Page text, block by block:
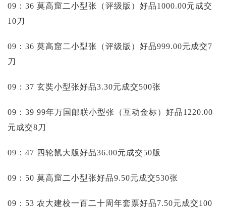
09：36 莫高窟二小型张（评级版）好品1000.00元成交
10刀
09：36 莫高窟二小型张（评级版）好品999.00元成交7
刀
09：37 玄奘小型张好品3.30元成交500张
09：39 99年万国邮联小型张（互动金标）好品1220.00
元成交8刀
09：47 四轮鼠大版好品36.00元成交50版
09：50 莫高窟二小型张好品9.50元成交530张
09：53 农大建校一百二十周年套票好品7.50元成交100